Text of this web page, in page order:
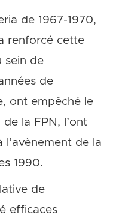
de 1967-1970,
renforcé cette
sein de
de
ont empêché le
la FPN, l’ont
l’avènement de la
1990.
de
efficaces